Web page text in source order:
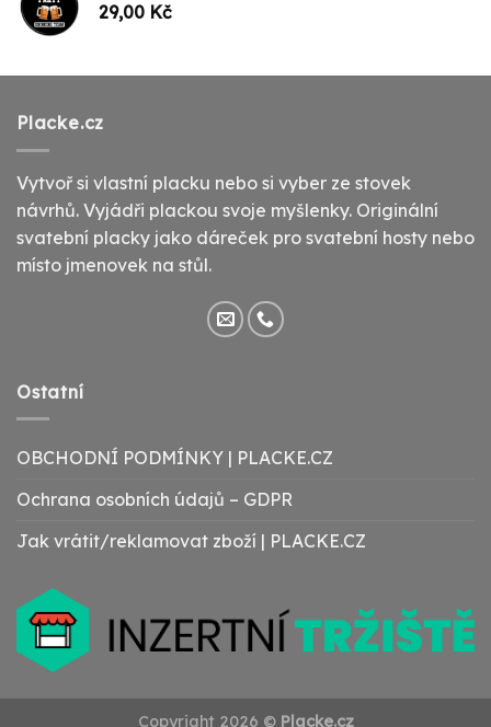
29,00 Kč
Placke.cz
Vytvoř si vlastní placku nebo si vyber ze stovek
návrhů. Vyjádři plackou svoje myšlenky. Originální
svatební placky jako dáreček pro svatební hosty nebo
místo jmenovek na stůl.
Ostatní
OBCHODNÍ PODMÍNKY | PLACKE.CZ
Ochrana osobních údajů – GDPR
Jak vrátit/reklamovat zboží | PLACKE.CZ
Copyright 2026 © Placke.cz